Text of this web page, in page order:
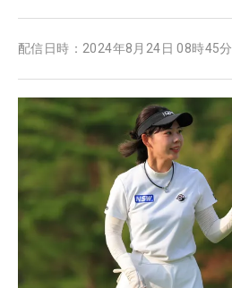
配信日時： 2024年8月24日 08時45分